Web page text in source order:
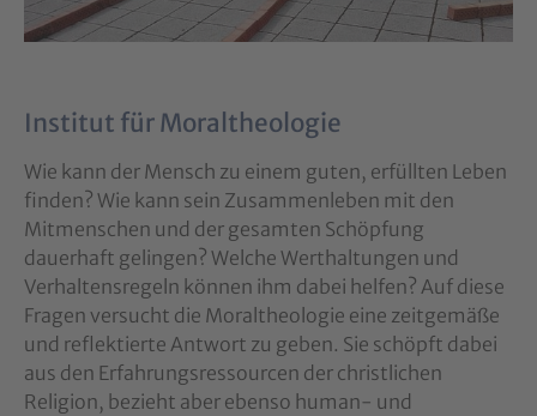
Institut für Moraltheologie
Wie kann der Mensch zu einem guten, erfüllten Leben
finden? Wie kann sein Zusammenleben mit den
Mitmenschen und der gesamten Schöpfung
dauerhaft gelingen? Welche Werthaltungen und
Verhaltensregeln können ihm dabei helfen? Auf diese
Fragen versucht die Moraltheologie eine zeitgemäße
und reflektierte Antwort zu geben. Sie schöpft dabei
aus den Erfahrungsressourcen der christlichen
Religion, bezieht aber ebenso human- und